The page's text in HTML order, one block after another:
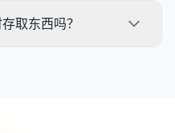
取东西吗？